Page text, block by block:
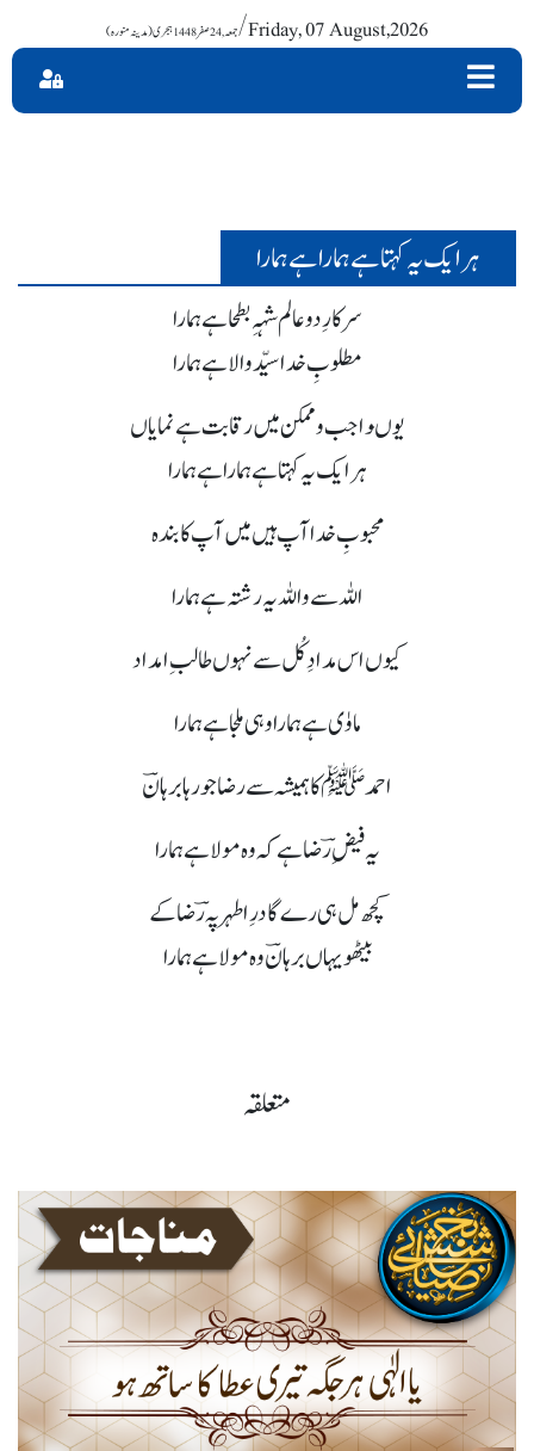
جمعہ , 24 صفر 1448 ہجری (مدینہ منورہ)/ Friday, 07 August,2026
ہر ایک یہ کہتا ہے ہمارا ہے ہمارا
سرکارِ دو عالم شہہِ بطحا ہے ہمارا
مطلوبِ خدا سیّد والا ہے ہمارا
یوںواجب و ممکن میں رقابت ہے نمایاں
ہر ایک یہ کہتا ہے ہمارا ہے ہمارا
محبوبِ خدا آپ ہیں میں آپ کا بندہ
اللہ سے واللہ یہ رشتہ ہے ہمارا
کیوں اس مدادِ کُل سے نہوں طالبِ امداد
ماوٰی ہے ہمارا وہی ملجا ہے ہمارا
احمد ﷺ کا ہمیشہ سے رضا جو رہا برہانؔ
یہ فیضِ رؔضا ہے کہ وہ مولا ہے ہمارا
کچھ مل ہی رےگا درِ اطہر پہ رؔضا کے
بیٹھو یہاں برہانؔ وہ مولا ہے ہمارا
متعلقہ